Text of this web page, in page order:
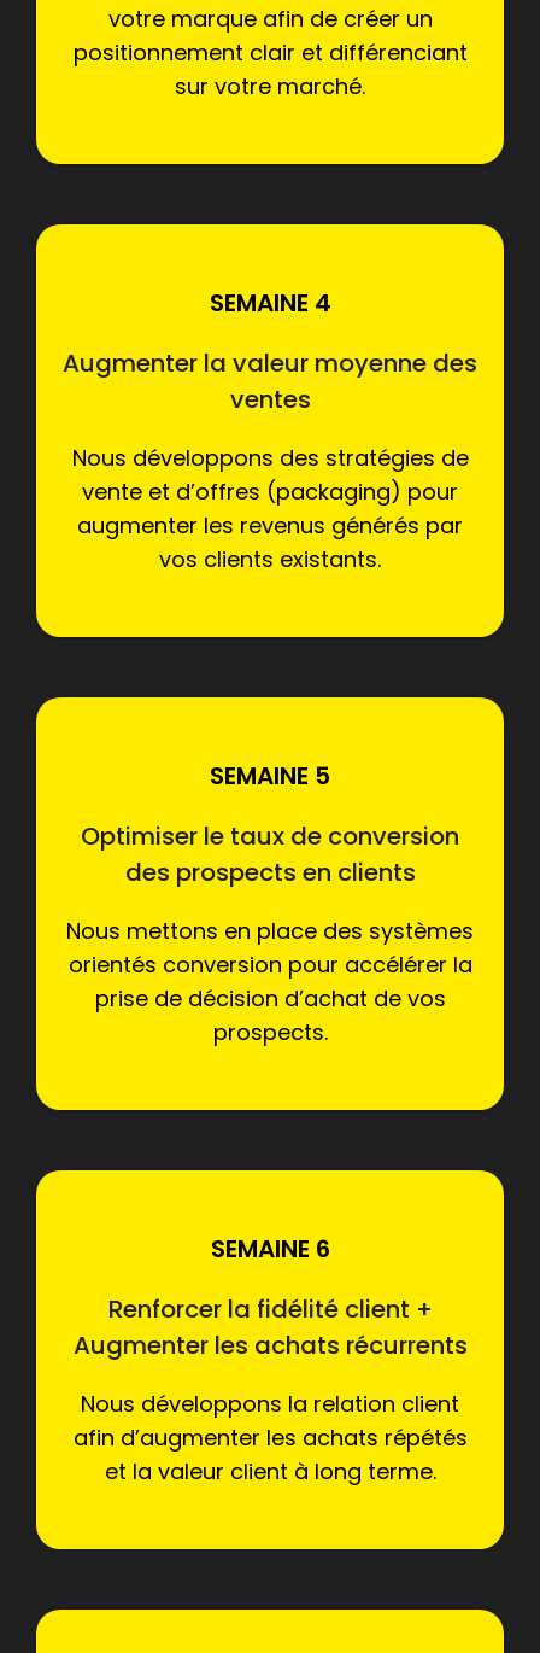
votre marque afin de créer un
positionnement clair et différenciant
sur votre marché.
SEMAINE 4
Augmenter la valeur moyenne des
ventes
Nous développons des stratégies de
vente et d’offres (packaging) pour
augmenter les revenus générés par
vos clients existants.
SEMAINE 5
Optimiser le taux de conversion
des prospects en clients
Nous mettons en place des systèmes
orientés conversion pour accélérer la
prise de décision d’achat de vos
prospects.
SEMAINE 6
Renforcer la fidélité client +
Augmenter les achats récurrents
Nous développons la relation client
afin d’augmenter les achats répétés
et la valeur client à long terme.